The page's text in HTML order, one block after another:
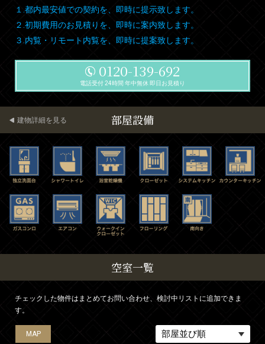
１.都内最安値での契約を、即時に提示致します。
２.初期費用のお見積りを、即時に案内致します。
３.内覧・リモート内覧を、即時に提案致します。
0120-139-692
電話受付 24時間 年中無休 即日お見積り
部屋設備
建物詳細を見る
空室一覧
チェックした物件はまとめてお問い合わせ、検討中リストに追加できま
す。
MAP
MAP
MAP
MAP
MAP
MAP
MAP